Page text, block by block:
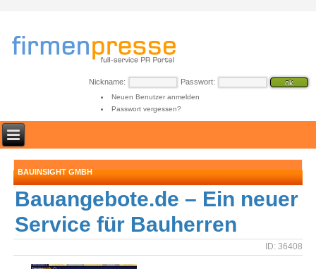
Nickname: Passwort:
Neuen Benutzer anmelden
Passwort vergessen?
BAUINSIGHT GMBH
Bauangebote.de – Ein neuer
Service für Bauherren
ID: 36408